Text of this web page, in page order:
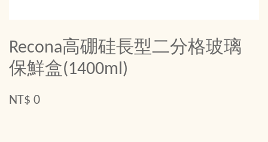
Recona高硼硅長型二分格玻璃
保鮮盒(1400ml)
NT$ 0